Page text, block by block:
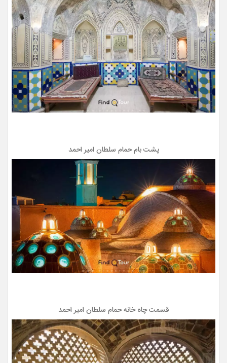
پشت بام حمام سلطان امیر احمد
قسمت چاه خانه حمام سلطان امیر احمد